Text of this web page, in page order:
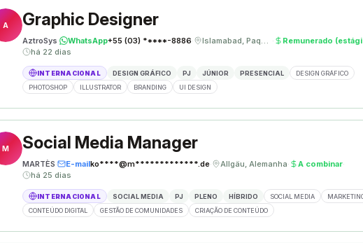
A Graphic Designer
AztroSys· WhatsApp+55 (03) *****-8886· Islamabad, Paquistão ·
Remunerado
há 22 dias
INTERNACIONAL DESIGN GRÁFICO PJ JÚNIOR PRESENCIAL
DESIGN GRÁFICO
PHOTOSHOP
ILLUSTRATOR BRANDING UI DESIGN
M Social Media Manager
MARTÈS· E-mailko****@m*************.de· Allgäu, Alemanha· A combinar·
há 25 dias
INTERNACIONAL SOCIAL MEDIA PJ PLENO HÍBRIDO SOCIAL MEDIA
CONTEÚDO DIGITAL
GESTÃO DE COMUNIDADES CRIAÇÃO DE CONTEÚDO